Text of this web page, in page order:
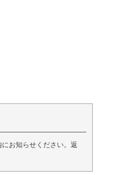
お知らせください。返